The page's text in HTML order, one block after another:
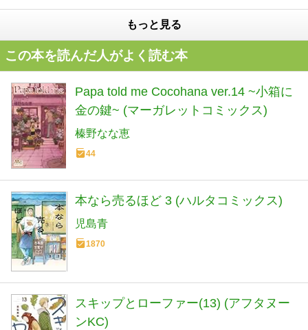
もっと見る
この本を読んだ人がよく読む本
Papa told me Cocohana ver.14 ~小箱に
金の鍵~ (マーガレットコミックス)
榛野なな恵
44
本なら売るほど 3 (ハルタコミックス)
児島青
1870
スキップとローファー(13) (アフタヌー
ンKC)